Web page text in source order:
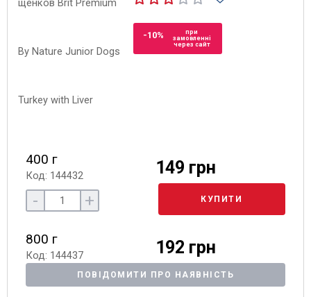
-10%
при
замовленні
через сайт
400 г
Код: 144432 149 грн
- + КУПИТИ
800 г
Код: 144437 192 грн
ПОВІДОМИТИ ПРО НАЯВНІСТЬ